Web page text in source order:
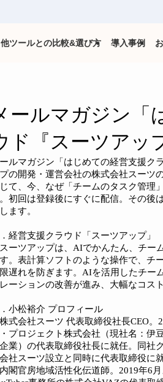
他ツールとの比較&選び方 導入事例